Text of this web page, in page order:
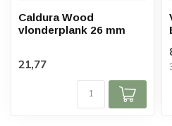
Caldura Wood
vlonderplank 26 mm
21,77